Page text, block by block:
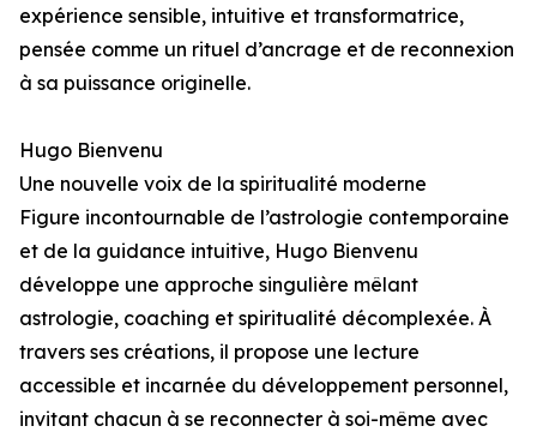
expérience sensible, intuitive et transformatrice,
pensée comme un rituel d’ancrage et de reconnexion
à sa puissance originelle.
Hugo Bienvenu
Une nouvelle voix de la spiritualité moderne
Figure incontournable de l’astrologie contemporaine
et de la guidance intuitive, Hugo Bienvenu
développe une approche singulière mêlant
astrologie, coaching et spiritualité décomplexée. À
travers ses créations, il propose une lecture
accessible et incarnée du développement personnel,
invitant chacun à se reconnecter à soi-même avec